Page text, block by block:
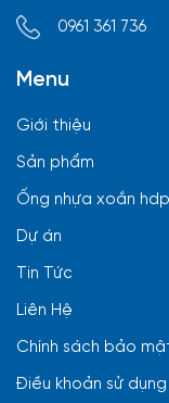
0961 361 736
Menu
Giới thiệu
Sản phẩm
Ống nhựa xoắn
Dự án
Tin Tức
Liên Hệ
Chính sách bảo
Điều khoản sử dụng